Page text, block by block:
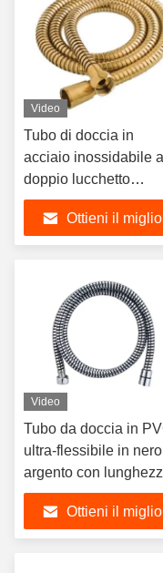
Video
Tubo di doccia in
acciaio inossidabile a
doppio lucchetto
spazzolato in oro per
bagni moderni di
Ottieni il
Video
Tubo da doccia in
ultra-flessibile in nero
argento con
personalizzata e
in ottoneOttieni il